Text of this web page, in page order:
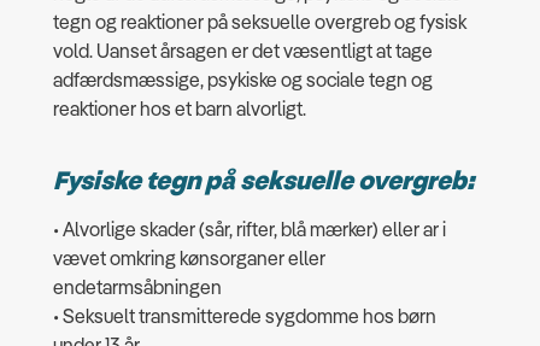
tegn og reaktioner på seksuelle overgreb og fysisk
vold. Uanset årsagen er det væsentligt at tage
adfærdsmæssige, psykiske og sociale tegn og
reaktioner hos et barn alvorligt.
Fysiske tegn på seksuelle overgreb:
• Alvorlige skader (sår, rifter, blå mærker) eller ar i
vævet omkring kønsorganer eller
endetarmsåbningen
• Seksuelt transmitterede sygdomme hos børn